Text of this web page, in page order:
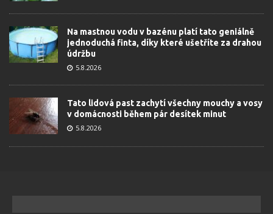
Na mastnou vodu v bazénu platí tato geniálně
jednoduchá finta, díky které ušetříte za drahou
údržbu
5.8.2026
Tato lidová past zachytí všechny mouchy a vosy
v domácnosti během pár desítek minut
5.8.2026